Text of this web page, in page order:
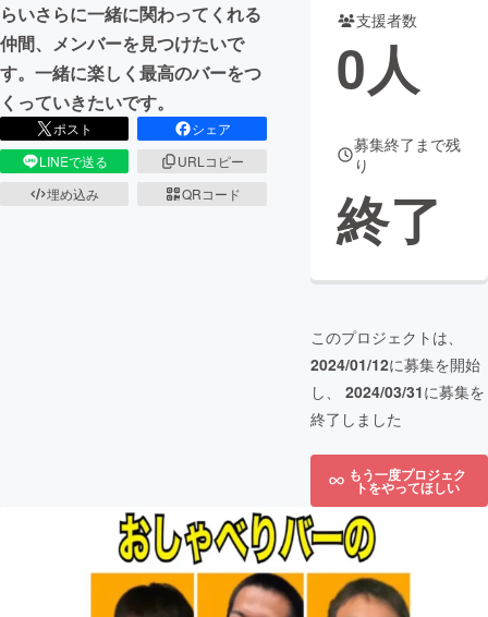
まちづくり・地域活性化
CAMPFIRE for Social Good
CAMPFIRE Creation
CAMPFIREふるさと納税
らいさらに一緒に関わってくれる
仲間、メンバーを見つけたいで
す。一緒に楽しく最高のバーをつ
くっていきたいです。
ポスト
シェア
LINEで送る
URLコピー
埋め込み
QRコード
支援者数
0人
募集終了まで残
り
終了
このプロジェクトは、
2024/01/12に募集を開始
し、 2024/03/31に募集を
終了しました
もう一度プロジェク
トをやってほしい